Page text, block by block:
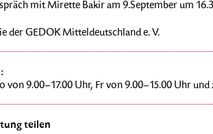
mit Mirette Bakir am 9.September um
der GEDOK Mitteldeutschland e. V.
9.00–17.00 Uhr, Fr von 9.00–15.00 Uhr und
teilen